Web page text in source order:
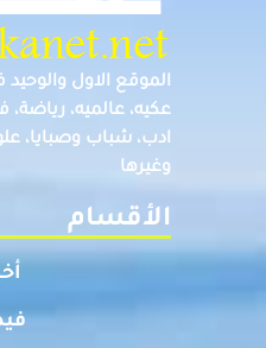
الموقع الاول والوحيد
عكيه، عالميه، رياضة،
ادب، شباب وصبايا،
وغيرها
الأقسام